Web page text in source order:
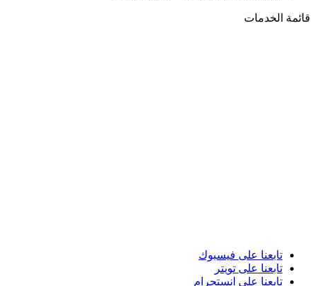
قائمة الخدمات
تابعنا على فيسبوك
تابعنا على تويتر
تابعنا على انستجرام